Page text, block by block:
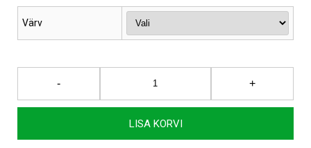
Värv
-
ZV4
+
LISA KORVI